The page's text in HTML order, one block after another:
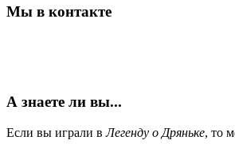
Мы в контакте
А знаете ли вы...
Если вы играли вЛегенду о Дряньке, то